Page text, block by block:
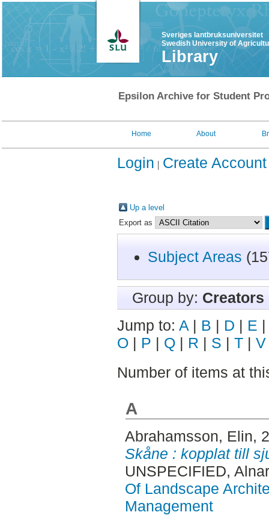
Sveriges lantbruksuniversitet
Swedish University of
Library
Epsilon Archive for Student
Home About
Login Create Account
Up a level
Export as
Subject Areas
Group by: Creators
Jump to: A | B | D | E
O | P | Q | R | S | T | V
Number of items at
A
Abrahamsson, Elin,
Skåne : kopplat till
UNSPECIFIED,
Of Landscape
Management